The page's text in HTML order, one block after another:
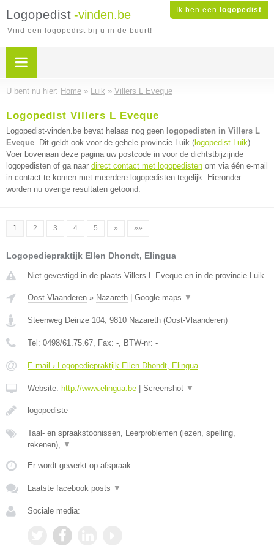
Ik ben een logopedist
Logopedist -vinden.be
Vind een logopedist bij u in de buurt!
U bent nu hier: Home » Luik » Villers L Eveque
Logopedist Villers L Eveque
Logopedist-vinden.be bevat helaas nog geen logopedisten in Villers L
Eveque. Dit geldt ook voor de gehele provincie Luik ( logopedist Luik).
Voer bovenaan deze pagina uw postcode in voor de dichtstbijzijnde
logopedisten of ga naar direct contact met logopedisten om via één e-mail
in contact te komen met meerdere logopedisten tegelijk. Hieronder
worden nu overige resultaten getoond.
1 2 3 4 5 » »»
Logopediepraktijk Ellen Dhondt, Elingua
Niet gevestigd in de plaats Villers L Eveque en in de provincie Luik.
Oost-Vlaanderen » Nazareth Google maps ▼
Steenweg Deinze 104, 9810 Nazareth (Oost-Vlaanderen)
Tel: 0498/61.75.67, Fax: -, BTW-nr: -
E-mail › Logopediepraktijk Ellen Dhondt, Elingua
Website: http://www.elingua.be Screenshot ▼
logopediste
Taal- en spraakstoonissen, Leerproblemen (lezen, spelling,
rekenen), ▼
Er wordt gewerkt op afspraak.
Laatste facebook posts ▼
Sociale media: